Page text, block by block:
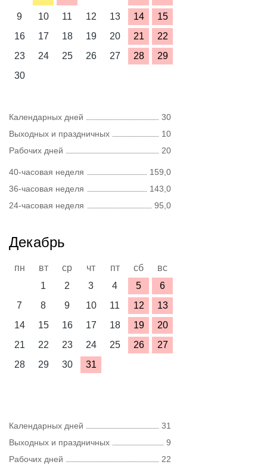
9
10 11 12 13 14
15
16
17 18 19 20 21
22
23
24 25 26 27 28
29
30
Календарных дней
30
Выходных и праздничных
10
Рабочих дней
20
40-часовая неделя
159,0
36-часовая неделя
143,0
24-часовая неделя
95,0
Декабрь
пн вт ср чт пт сб
вс
1
2 3 4 5
6
7
8 9 10 11 12
13
14
15 16 17 18 19
20
21
22 23 24 25 26
27
28
29 30 31
Календарных дней
31
Выходных и праздничных
9
Рабочих дней
22